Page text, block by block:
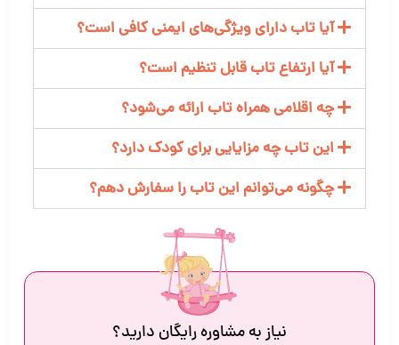
آیا تاب دارای ویژگی‌های ایمنی کافی است؟
آیا ارتفاع تاب قابل تنظیم است؟
چه اقلامی همراه تاب ارائه می‌شود؟
این تاب چه مزایایی برای کودک دارد؟
چگونه می‌توانم این تاب را سفارش دهم؟
نیاز به مشاوره رایگان دارید؟